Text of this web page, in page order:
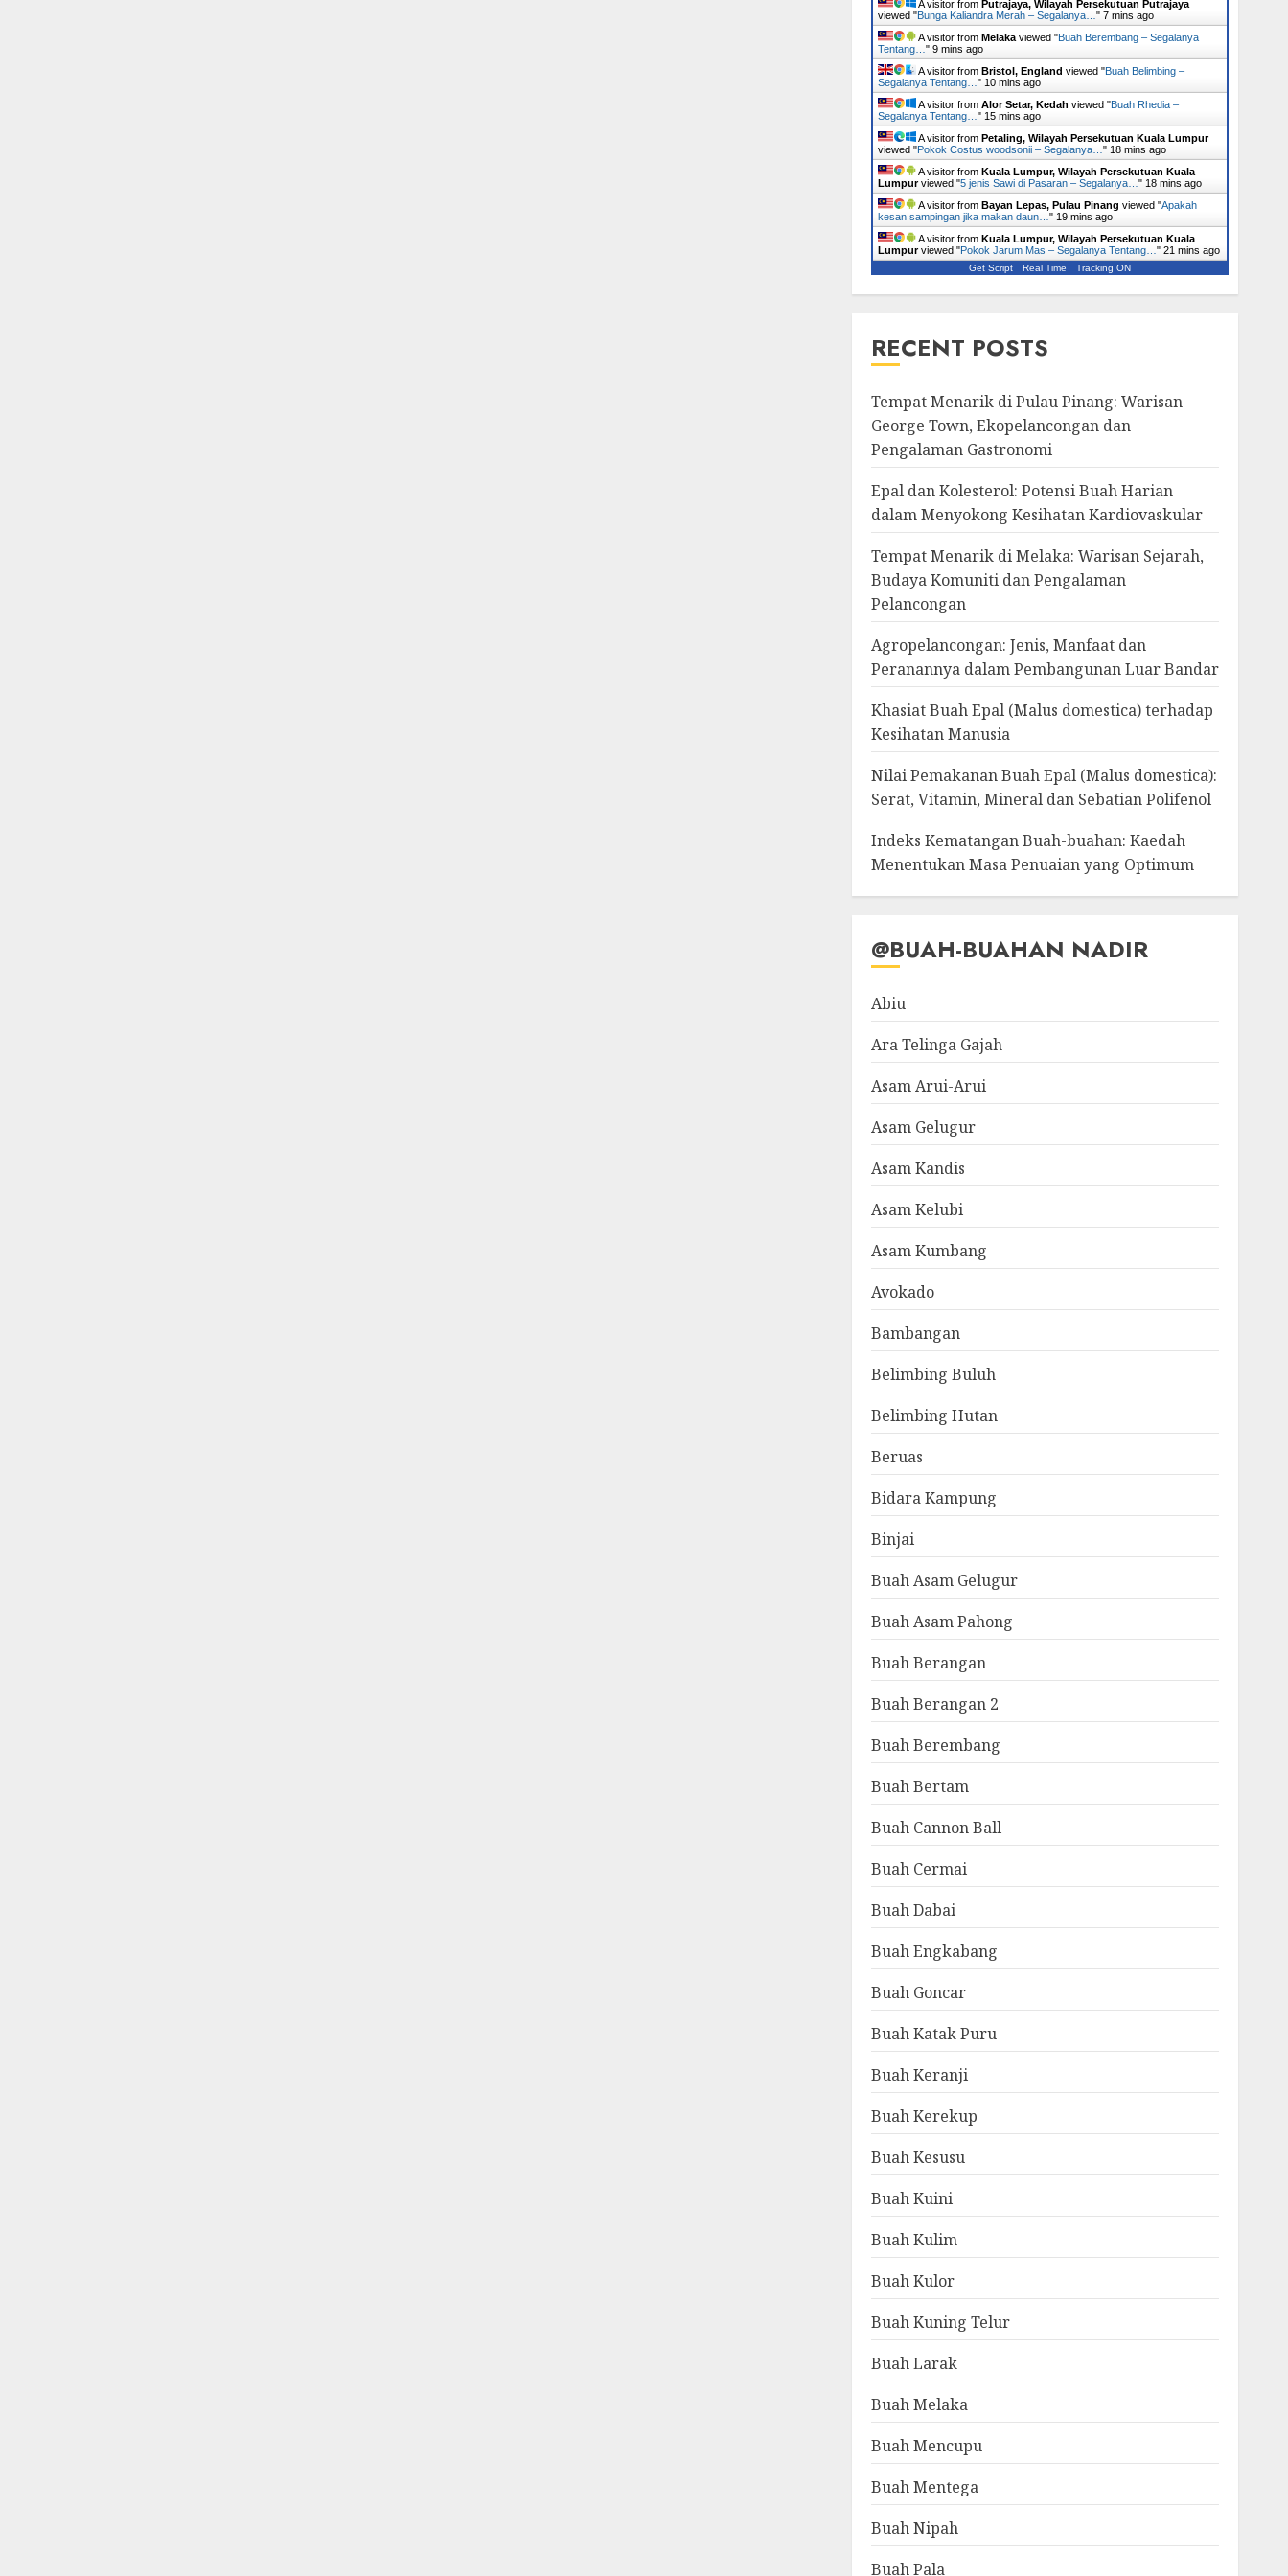
A visitor from Putrajaya, Wilayah Persekutuan Putrajaya
viewed "Bunga Kaliandra Merah – Segalanya… " 7 mins ago
A visitor from Melakaviewed "Buah Berembang – Segalanya
Tentang… " 9 mins ago
A visitor from Bristol, England viewed "Buah Belimbing –
Segalanya Tentang… " 10 mins ago
A visitor from Alor Setar, Kedah viewed "Buah Rhedia –
Segalanya Tentang… " 15 mins ago
A visitor from Petaling, Wilayah Persekutuan Kuala Lumpur
viewed "Pokok Costus woodsonii – Segalanya… " 18 mins ago
A visitor from Kuala Lumpur, Wilayah Persekutuan Kuala
Lumpurviewed "5 jenis Sawi di Pasaran – Segalanya… " 18 mins ago
A visitor from Bayan Lepas, Pulau Pinang viewed "Apakah
kesan sampingan jika makan daun… " 19 mins ago
A visitor from Kuala Lumpur, Wilayah Persekutuan Kuala
Lumpurviewed "Pokok Jarum Mas – Segalanya Tentang… " 21 mins ago
Get Script Real Time Tracking ON
RECENT POSTS
Tempat Menarik di Pulau Pinang: Warisan
George Town, Ekopelancongan dan
Pengalaman Gastronomi
Epal dan Kolesterol: Potensi Buah Harian
dalam Menyokong Kesihatan Kardiovaskular
Tempat Menarik di Melaka: Warisan Sejarah,
Budaya Komuniti dan Pengalaman
Pelancongan
Agropelancongan: Jenis, Manfaat dan
Peranannya dalam Pembangunan Luar Bandar
Khasiat Buah Epal (Malus domestica) terhadap
Kesihatan Manusia
Nilai Pemakanan Buah Epal (Malus domestica):
Serat, Vitamin, Mineral dan Sebatian Polifenol
Indeks Kematangan Buah-buahan: Kaedah
Menentukan Masa Penuaian yang Optimum
@BUAH-BUAHAN NADIR
Abiu
Ara Telinga Gajah
Asam Arui-Arui
Asam Gelugur
Asam Kandis
Asam Kelubi
Asam Kumbang
Avokado
Bambangan
Belimbing Buluh
Belimbing Hutan
Beruas
Bidara Kampung
Binjai
Buah Asam Gelugur
Buah Asam Pahong
Buah Berangan
Buah Berangan 2
Buah Berembang
Buah Bertam
Buah Cannon Ball
Buah Cermai
Buah Dabai
Buah Engkabang
Buah Goncar
Buah Katak Puru
Buah Keranji
Buah Kerekup
Buah Kesusu
Buah Kuini
Buah Kulim
Buah Kulor
Buah Kuning Telur
Buah Larak
Buah Melaka
Buah Mencupu
Buah Mentega
Buah Nipah
Buah Pala